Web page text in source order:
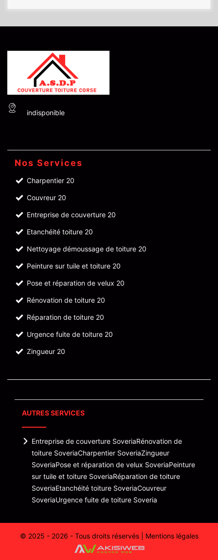
indisponible
Nos Services
Charpentier 20
Couvreur 20
Entreprise de couverture 20
Etanchéité toiture 20
Nettoyage démoussage de toiture 20
Peinture sur tuile et toiture 20
Pose et réparation de velux 20
Rénovation de toiture 20
Réparation de toiture 20
Urgence fuite de toiture 20
Zingueur 20
AUTRES SERVICES
Entreprise de couverture SoveriaRénovation de
toiture SoveriaCharpentier SoveriaZingueur
SoveriaPose et réparation de velux SoveriaPeinture
sur tuile et toiture SoveriaRéparation de toiture
SoveriaEtanchéité toiture SoveriaCouvreur
SoveriaUrgence fuite de toiture Soveria
© 2025 - 2026 - Tous droits réservés | Mentions légales